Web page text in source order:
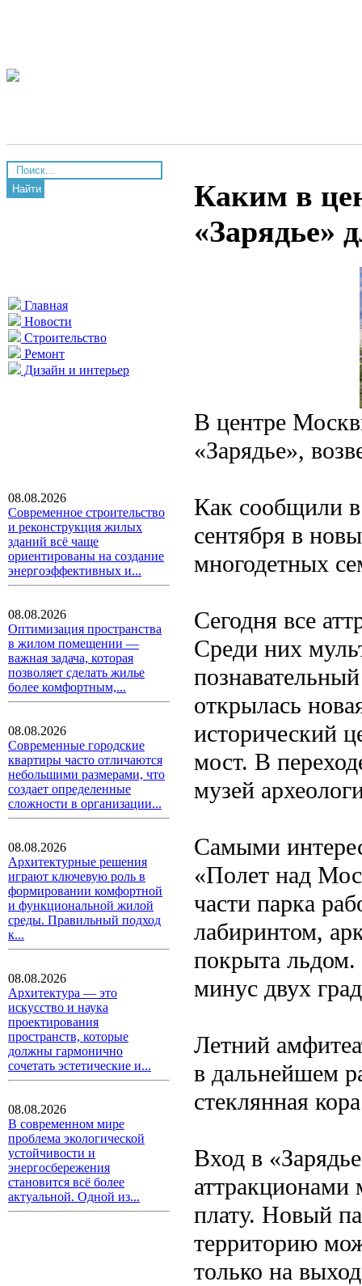
Найти
Главная
Новости
Строительство
Ремонт
Дизайн и интерьер
08.08.2026
Современное строительство
и реконструкция жилых
зданий всё чаще
ориентированы на создание
энергоэффективных и...
08.08.2026
Оптимизация пространства
в жилом помещении —
важная задача, которая
позволяет сделать жилье
более комфортным,...
08.08.2026
Современные городские
квартиры часто отличаются
небольшими размерами, что
создает определенные
сложности в организации...
08.08.2026
Архитектурные решения
играют ключевую роль в
формировании комфортной
и функциональной жилой
среды. Правильный подход
к...
08.08.2026
Архитектура — это
искусство и наука
проектирования
пространств, которые
должны гармонично
сочетать эстетические и...
08.08.2026
В современном мире
проблема экологической
устойчивости и
энергосбережения
становится всё более
актуальной. Одной из...
Каким в
«Зарядье»
В центре
«Зарядье»,
Как сообщили
сентября в
многодетных
Сегодня все
Среди них
открылась
исторический
мост. В
музей
Самыми
«Полет над
части парка
лабиринтом,
покрыта льдом.
минус двух
Летний
в дальнейшем
стеклянная
Вход в
аттракционами
плату. Новый
территорию
только на